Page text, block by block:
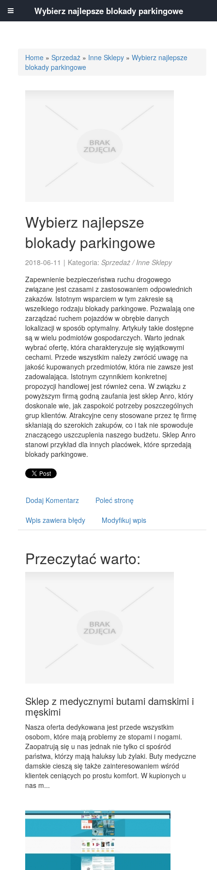
Home »Sprzedaż » Inne Sklepy »Wybierz najlepsze
blokady parkingowe
Wybierz najlepsze
blokady parkingowe
2018-06-11 | Kategoria:Sprzedaż / Inne Sklepy
Zapewnienie bezpieczeństwa ruchu drogowego
związane jest czasami z zastosowaniem odpowiednich
zakazów. Istotnym wsparciem w tym zakresie są
wszelkiego rodzaju blokady parkingowe. Pozwalają one
zarządzać ruchem pojazdów w obrębie danych
lokalizacji w sposób optymalny. Artykuły takie dostępne
są w wielu podmiotów gospodarczych. Warto jednak
wybrać ofertę, która charakteryzuje się wyjątkowymi
cechami. Przede wszystkim należy zwrócić uwagę na
jakość kupowanych przedmiotów, która nie zawsze jest
zadowalająca. Istotnym czynnikiem konkretnej
propozycji handlowej jest również cena. W związku z
powyższym firmą godną zaufania jest sklep Anro, który
doskonale wie, jak zaspokoić potrzeby poszczególnych
grup klientów. Atrakcyjne ceny stosowane przez tę firmę
skłaniają do szerokich zakupów, co i tak nie spowoduje
znaczącego uszczuplenia naszego budżetu. Sklep Anro
stanowi przykład dla innych placówek, które sprzedają
blokady parkingowe.
Dodaj Komentarz Poleć stronę
Wpis zawiera błędy Modyfikuj wpis
Przeczytać warto:
Sklep z medycznymi butami damskimi i
męskimi
Nasza oferta dedykowana jest przede wszystkim
osobom, które mają problemy ze stopami i nogami.
Zaopatrują się u nas jednak nie tylko ci spośród
państwa, którzy mają haluksy lub żylaki. Buty medyczne
damskie cieszą się także zainteresowaniem wśród
klientek ceniących po prostu komfort. W kupionych u
nas m...
Wybierz najlepsze blokady parkingowe